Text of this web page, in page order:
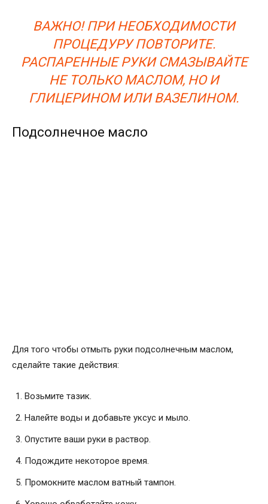
ВАЖНО! ПРИ НЕОБХОДИМОСТИ
ПРОЦЕДУРУ ПОВТОРИТЕ.
РАСПАРЕННЫЕ РУКИ СМАЗЫВАЙТЕ
НЕ ТОЛЬКО МАСЛОМ, НО И
ГЛИЦЕРИНОМ ИЛИ ВАЗЕЛИНОМ.
Подсолнечное масло
Для того чтобы отмыть руки подсолнечным маслом,
сделайте такие действия:
Возьмите тазик.
Налейте воды и добавьте уксус и мыло.
Опустите ваши руки в раствор.
Подождите некоторое время.
Промокните маслом ватный тампон.